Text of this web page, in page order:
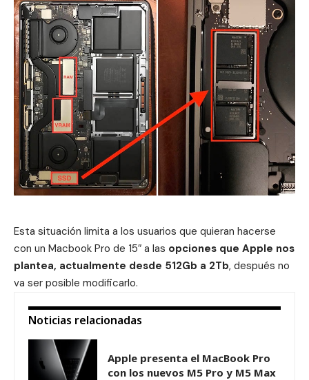
Esta situación limita a los usuarios que quieran hacerse
con un Macbook Pro de 15″ a las opciones que Apple nos
plantea, actualmente desde 512Gb a 2Tb, después no
va ser posible modificarlo.
Noticias relacionadas
Apple presenta el MacBook Pro
con los nuevos M5 Pro y M5 Max